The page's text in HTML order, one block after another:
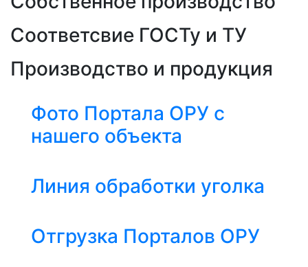
Соответсвие ГОСТу и ТУ
Производство и продукция
Фото Портала ОРУ с
нашего объекта
Линия обработки уголка
Отгрузка Порталов ОРУ